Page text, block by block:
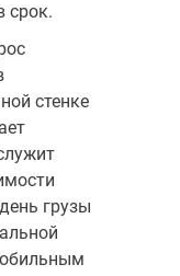
срок.
стенке
грузы